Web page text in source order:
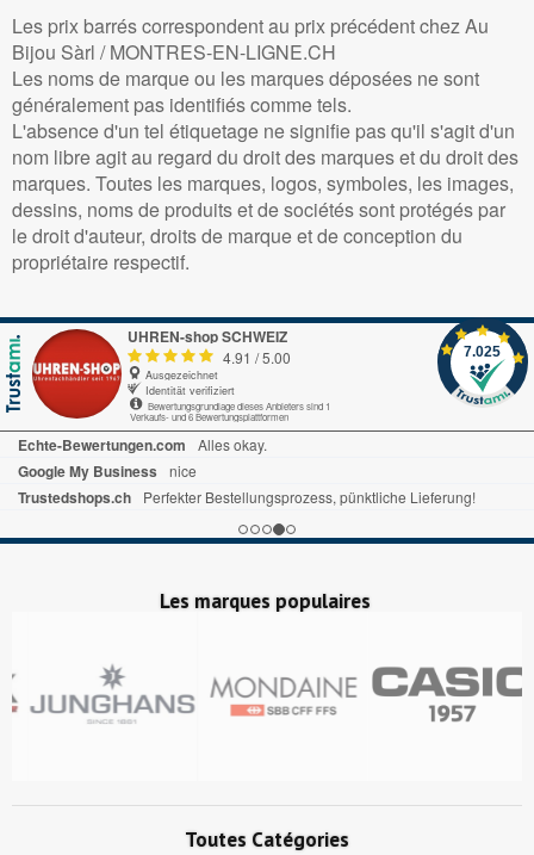
MONTRE
PENDENTIF
LÉPINE,
REGENT
CHROMÉ
Réf. P766
CHF 98,00
ATLANTA
RONDE,
RÉVEILS
RADIO-
PILOTÉ
AVEC DES
CHIFFRES,
GRIS
CHF 48,00
G-SHOCK
G-
PREMIUM,
MONTRE
SOLAIRE
RADIO-
PILOTÉ
CHF 998,00
G-SHOCK
MUDMASTER,
BLUETOOTH
CARBON
CORE
GUARD
SENSOR,
Réf.GG-
B100X-1AER
CHF 438,00
Les prix barrés correspondent au prix précédent chez Au
Bijou Sàrl / MONTRES-EN-LIGNE.CH
Les noms de marque ou les marques déposées ne sont
généralement pas identifiés comme tels.
L'absence d'un tel étiquetage ne signifie pas qu'il s'agit d'un
nom libre agit au regard du droit des marques et du droit des
marques. Toutes les marques, logos, symboles, les images,
dessins, noms de produits et de sociétés sont protégés par
le droit d'auteur, droits de marque et de conception du
propriétaire respectif.
UHREN-shop SCHWEIZ
4.91 /5.00
Ausgezeichnet
Identität verifiziert
Bewertungsgrundlage dieses Anbieters sind 1
Verkaufs- und 6 Bewertungsplattformen
7.025
Echte-Bewertungen.com Alles okay.
Google My Business nice
Trustedshops.ch Perfekter Bestellungsprozess, pünktliche Lieferung!
Les marques populaires
Toutes Catégories